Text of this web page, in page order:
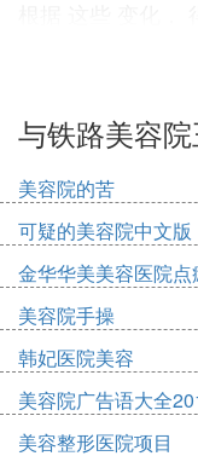
样，他们在建厂
恰恰弥补了这个
㈡ 南昌市铁路
学校不差，老师没
师，小孩在里面
娜老师，黄林香
德败坏的不行，收
子不当孩子，骂
是有尊严的惩罚
计只有你碰上了才
据有真相的。连一
碰到过好老师，
与铁路美容
美容院的苦
可疑的美容院中文版
金华华美美容医院点
美容院手操
韩妃医院美容
美容院广告语大全
美容整形医院项目